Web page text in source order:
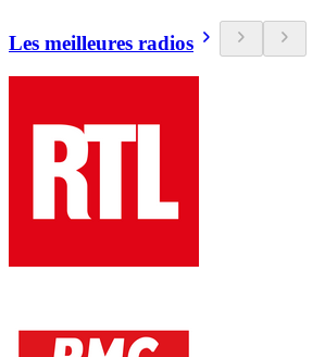
Les meilleures radios